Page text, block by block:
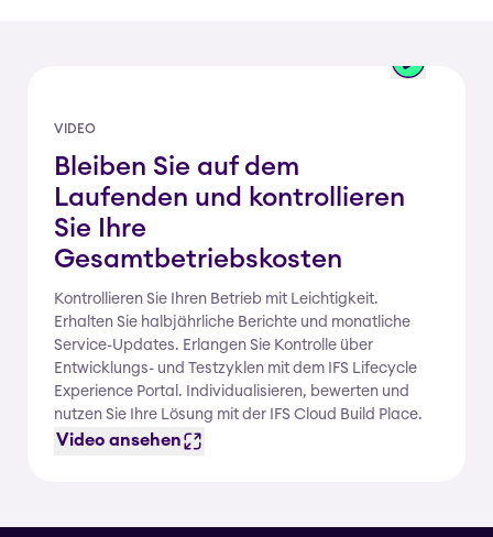
VIDEO
Bleiben Sie auf dem
Laufenden und kontrollieren
Sie Ihre
Gesamtbetriebskosten
Kontrollieren Sie Ihren Betrieb mit Leichtigkeit.
Erhalten Sie halbjährliche Berichte und monatliche
Service-Updates. Erlangen Sie Kontrolle über
Entwicklungs- und Testzyklen mit dem IFS Lifecycle
Experience Portal. Individualisieren, bewerten und
nutzen Sie Ihre Lösung mit der IFS Cloud Build Place.
Video ansehen